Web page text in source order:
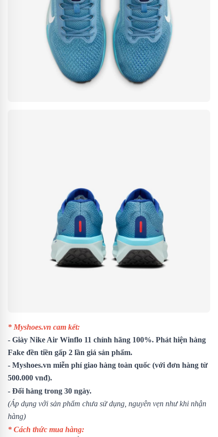
* Myshoes.vn cam kết:
- Giày Nike Air Winflo 11 chính hãng 100%. Phát hiện hàng
Fake đền tiền gấp 2 lần giá sản phẩm.
- Myshoes.vn miễn phí giao hàng toàn quốc (với đơn hàng từ
500.000 vnđ).
- Đổi hàng trong 30 ngày.
(Áp dụng với sản phẩm chưa sử dụng, nguyên vẹn như khi nhận
hàng)
* Cách thức mua hàng: